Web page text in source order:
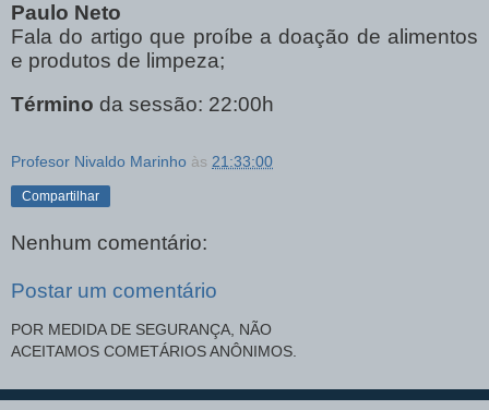
Paulo Neto
Fala do artigo que proíbe a doação de alimentos
e produtos de limpeza;
Término da sessão: 22:00h
Profesor Nivaldo Marinho às 21:33:00
Compartilhar
Nenhum comentário:
Postar um comentário
POR MEDIDA DE SEGURANÇA, NÃO
ACEITAMOS COMETÁRIOS ANÔNIMOS.